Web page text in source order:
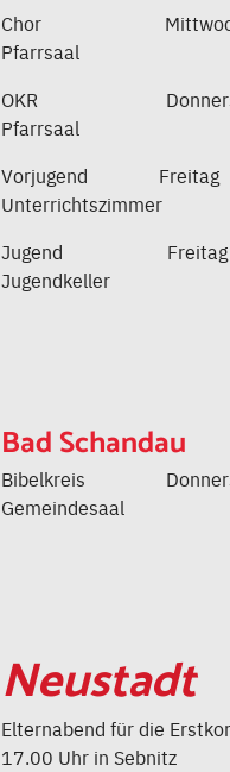
Chor
Pfarrsaal
OKR
Pfarrsaal
Vorjugend
Unterrichtszimmer
Jugend
Jugendkeller
Bad Schandau
Bibelkreis
Gemeindesaal
Neustadt
Elternabend für die
17.00 Uhr in Sebnitz